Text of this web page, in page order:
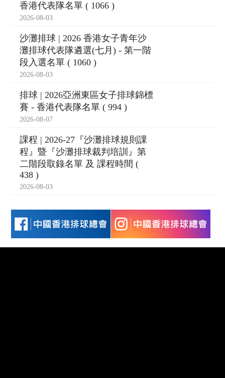
香港代表隊名單 ( 1066 )
2026-08-03
沙灘排球 | 2026 香港女子青年沙
灘排球代表隊遴選(七月) - 第一階
段入選名單 ( 1060 )
2026-08-03
排球 | 2026亞洲東區女子排球錦標
賽 - 香港代表隊名單 ( 994 )
2026-08-07
課程 | 2026-27『沙灘排球規則課
程』暨『沙灘排球裁判培訓』第
二階段取錄名單 及 課程時間 (
438 )
2026-08-03